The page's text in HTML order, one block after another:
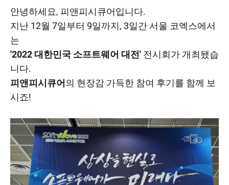
안녕하세요, 피앤피시큐어입니다.
지난 12월 7일부터 9일까지, 3일간 서울 코엑스에서
는
'2022 대한민국 소프트웨어 대전' 전시회가 개최됐습
니다.
피앤피시큐어 의 현장감 가득한 참여 후기를 함께 보
시죠!